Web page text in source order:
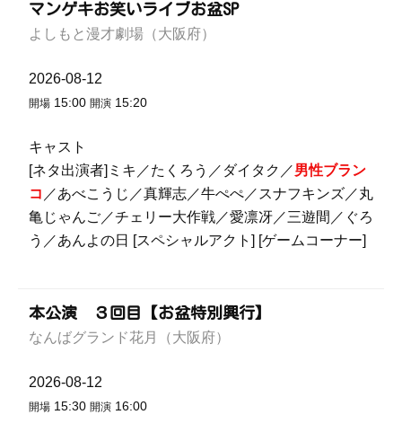
マンゲキお笑いライブお盆SP
よしもと漫才劇場（大阪府）
2026-08-12
開場 15:00 開演 15:20
キャスト
[ネタ出演者]ミキ／たくろう／ダイタク／男性ブラン
コ ／あべこうじ／真輝志／牛ぺぺ／スナフキンズ／丸
亀じゃんご／チェリー大作戦／愛凛冴／三遊間／ぐろ
う／あんよの日 [スペシャルアクト] [ゲームコーナー]
本公演 ３回目【お盆特別興行】
なんばグランド花月（大阪府）
2026-08-12
開場 15:30 開演 16:00